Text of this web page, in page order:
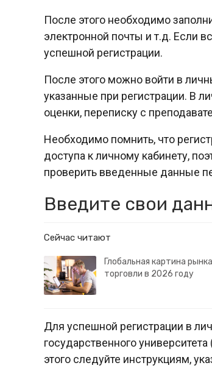
После этого необходимо
электронной почты и т.д. Если
успешной регистрации.
После этого можно войти в
указанные при регистрации. В
оценки, переписку с
Необходимо помнить, что
доступа к личному кабинету,
проверить введенные данные
Введите свои
Сейчас читают
Глобальная картина
торговли в 2026 году
Для успешной регистрации в
государственного
этого следуйте инструкциям,